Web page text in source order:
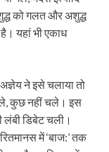
को गलत और अशुद्ध
यहां भी एकाध
ने इसे चलाया तो
कुछ नहीं चले। इस
डिबेट चली।
में ‘बाज:’ तक